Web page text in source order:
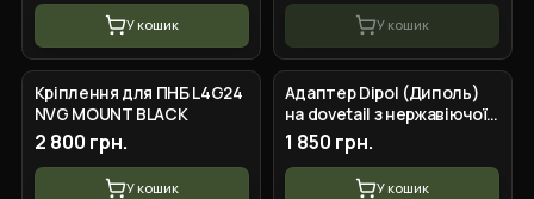
У кошик У кошик
Кріплення для ПНБ L4G24
NVG MOUNT BLACK
2 800 грн.
У кошик
Адаптер Dipol (Диполь)
на dovetail з нержавіючої
сталі
1 850 грн.
У кошик